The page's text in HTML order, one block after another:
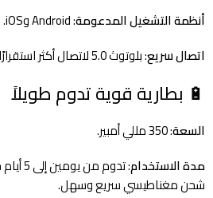
أنظمة التشغيل المدعومة: Android وiOS.
اتصال سريع: بلوتوث 5.0 لاتصال أكثر استقرارًا مع هاتفك.
🔋 بطارية قوية تدوم طويلاً
السعة: 350 مللي أمبير.
مدة الاستخدام
: تدوم
شحن مغناطيسي سريع وسهل.